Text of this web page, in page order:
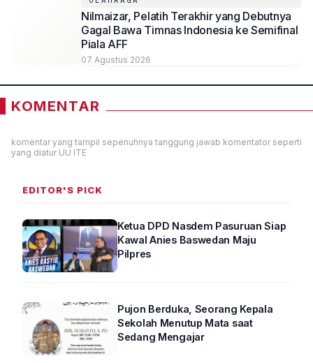
Nilmaizar, Pelatih Terakhir yang Debutnya
Gagal Bawa Timnas Indonesia ke Semifinal
Piala AFF
07 Agustus 2026
KOMENTAR
komentar yang tampil sepenuhnya tanggung jawab komentator seperti
yang diatur UU ITE
EDITOR'S PICK
Ketua DPD Nasdem Pasuruan Siap
Kawal Anies Baswedan Maju
Pilpres
Pujon Berduka, Seorang Kepala
Sekolah Menutup Mata saat
Sedang Mengajar